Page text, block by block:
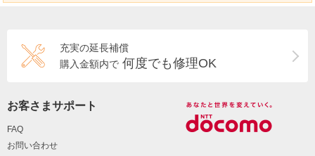
充実の延長補償
購入金額内で 何度でも修理OK
お客さまサポート
FAQ
お問い合わせ